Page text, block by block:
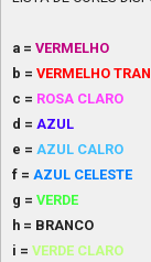
a = VERMELHO
b = VERMELHO
c = ROSA CLARO
d = AZUL
e = AZUL CALRO
f = AZUL CELESTE
g = VERDE
h = BRANCO
i = VERDE CLARO